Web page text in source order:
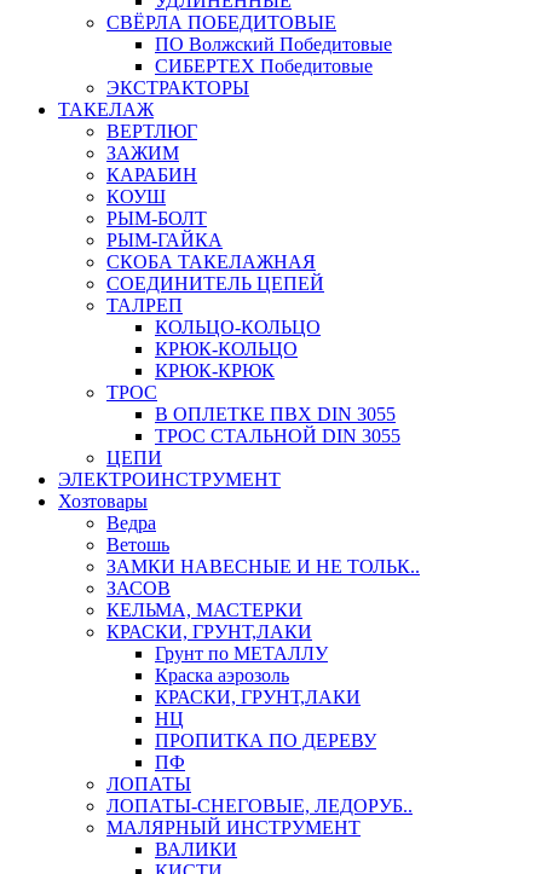
СВЁРЛА ПОБЕДИТОВЫЕ
ПО Волжский Победитовые
СИБЕРТЕХ Победитовые
ЭКСТРАКТОРЫ
ТАКЕЛАЖ
ВЕРТЛЮГ
ЗАЖИМ
КАРАБИН
КОУШ
РЫМ-БОЛТ
РЫМ-ГАЙКА
СКОБА ТАКЕЛАЖНАЯ
СОЕДИНИТЕЛЬ ЦЕПЕЙ
ТАЛРЕП
КОЛЬЦО-КОЛЬЦО
КРЮК-КОЛЬЦО
КРЮК-КРЮК
ТРОС
В ОПЛЕТКЕ ПВХ DIN 3055
ТРОС СТАЛЬНОЙ DIN 3055
ЦЕПИ
ЭЛЕКТРОИНСТРУМЕНТ
Хозтовары
Ведра
Ветошь
ЗАМКИ НАВЕСНЫЕ И НЕ ТОЛЬК..
ЗАСОВ
КЕЛЬМА, МАСТЕРКИ
КРАСКИ, ГРУНТ,ЛАКИ
Грунт по МЕТАЛЛУ
Краска аэрозоль
КРАСКИ, ГРУНТ,ЛАКИ
НЦ
ПРОПИТКА ПО ДЕРЕВУ
ПФ
ЛОПАТЫ
ЛОПАТЫ-СНЕГОВЫЕ, ЛЕДОРУБ..
МАЛЯРНЫЙ ИНСТРУМЕНТ
ВАЛИКИ